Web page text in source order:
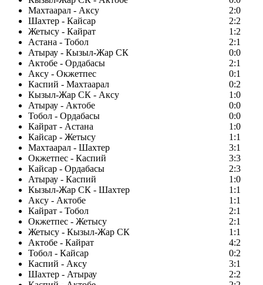
Махтаарал - Аксу
2:0
Шахтер - Кайсар
2:2
Жетысу - Кайрат
1:2
Астана - Тобол
2:1
Атырау - Кызыл-Жар СК
0:0
Актобе - Ордабасы
2:1
Аксу - Окжетпес
0:1
Каспий - Махтаарал
0:2
Кызыл-Жар СК - Аксу
1:0
Атырау - Актобе
0:0
Тобол - Ордабасы
0:0
Кайрат - Астана
1:0
Кайсар - Жетысу
1:1
Махтаарал - Шахтер
3:1
Окжетпес - Каспий
3:3
Кайсар - Ордабасы
2:3
Атырау - Каспий
1:0
Кызыл-Жар СК - Шахтер
1:1
Аксу - Актобе
1:1
Кайрат - Тобол
2:1
Окжетпес - Жетысу
2:1
Жетысу - Кызыл-Жар СК
1:1
Актобе - Кайрат
4:2
Тобол - Кайсар
0:2
Каспий - Аксу
3:1
Шахтер - Атырау
2:2